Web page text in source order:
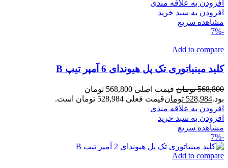
افزودن به علاقه مندی
افزودن به سبد خرید
مشاهده سریع
-7%
Add to compare
کلید مینیاتوری تک پل هیوندای 6 آمپر تیپ B
568,800 تومان
قیمت اصلی 568,800 تومان
بود.528,984 تومانقیمت فعلی 528,984 تومان است.
افزودن به علاقه مندی
افزودن به سبد خرید
مشاهده سریع
-7%
Add to compare